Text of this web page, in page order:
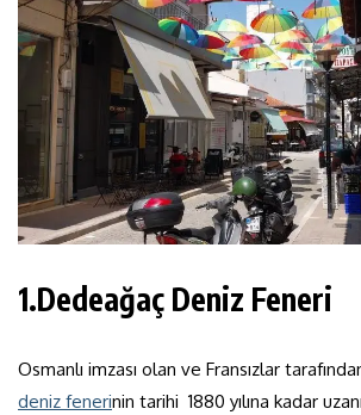
1.Dedeağaç Deniz Feneri
Osmanlı imzası olan ve Fransızlar
deniz fenerinin tarihi 1880 yılına kadar